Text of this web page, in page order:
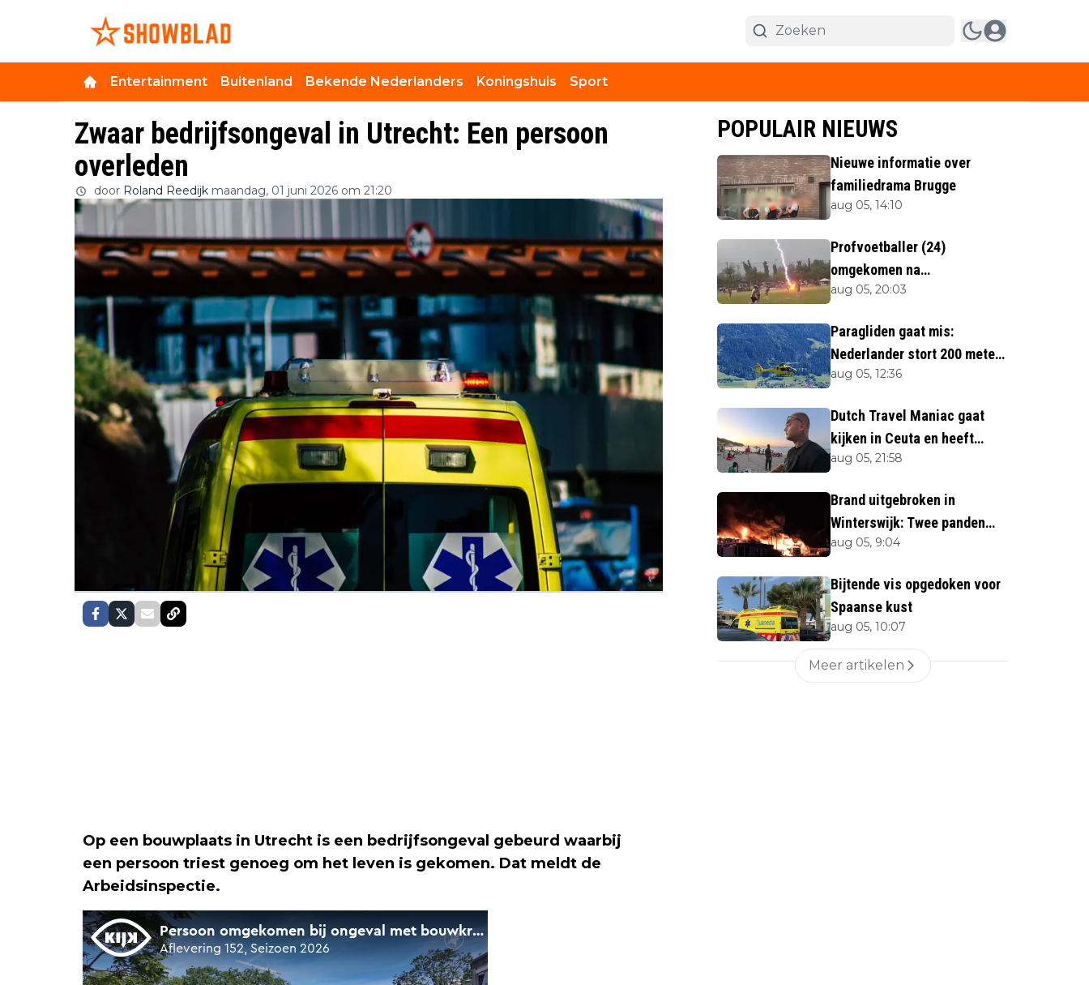
Entertainment Buitenland Bekende Nederlanders Koningshuis Sport
Zwaar bedrijfsongeval in Utrecht: Een persoon
overleden
door Roland Reedijk maandag, 01 juni 2026 om 21:20
Op een bouwplaats in Utrecht is een bedrijfsongeval gebeurd waarbij
een persoon triest genoeg om het leven is gekomen. Dat meldt de
Arbeidsinspectie.
POPULAIR NIEUWS
Nieuwe informatie over
familiedrama Brugge
aug 05, 14:10
Profvoetballer (24)
omgekomen na
blikseminslag tijdens
aug 05, 20:03
Paragliden gaat mis:
Nederlander stort 200 meter
naar beneden
aug 05, 12:36
Dutch Travel Maniac gaat
kijken in Ceuta en heeft
twijfels bij berichtgeving
aug 05, 21:58
Brand uitgebroken in
Winterswijk: Twee panden
verloren
aug 05, 9:04
Bijtende vis opgedoken voor
Spaanse kust
aug 05, 10:07
Meer artikelen